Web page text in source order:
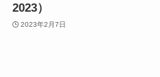
2023）
2023年2月7日